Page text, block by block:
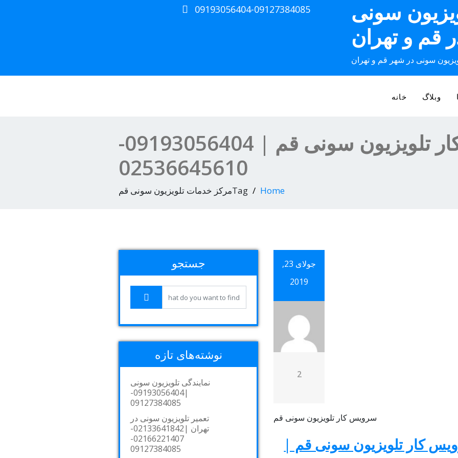
سونی
قم و تهران
سونی در شهر قم و تهران
09193056404-09127384085
خانه وبلاگ
سرویس کار تلویزیون سونی قم | 09193056404-
02536645610
Home Tagمرکز خدمات تلویزیون سونی قم
جولای 23,
2019
2
کار تلویزیون سونی قم |
جستجو
نوشته‌های تازه
نمایندگی تلویزیون سونی
|09193056404-
09127384085
تعمیر تلویزیون سونی در
تهران |02133641842-
02166221407-
09127384085